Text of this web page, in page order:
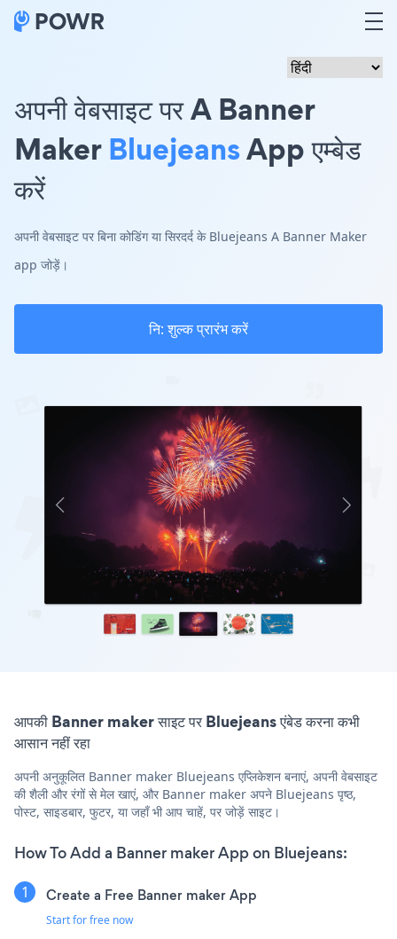
अपनी वेबसाइट पर A Banner
MakerBluejeansApp एम्बेड
करें
अपनी वेबसाइट पर बिना कोडिंग या सिरदर्द के Bluejeans A Banner Maker
app जोड़ें।
नि: शुल्क प्रारंभ करें
आपकी Banner maker साइट पर Bluejeans एंबेड करना कभी
आसान नहीं रहा
अपनी अनुकूलित Banner maker Bluejeans एप्लिकेशन बनाएं, अपनी वेबसाइट
की शैली और रंगों से मेल खाएं, और Banner maker अपने Bluejeans पृष्ठ,
पोस्ट, साइडबार, फुटर, या जहाँ भी आप चाहें, पर जोड़ें साइट।
How To Add a Banner maker App on Bluejeans:
Create a Free Banner maker App
Start for free now